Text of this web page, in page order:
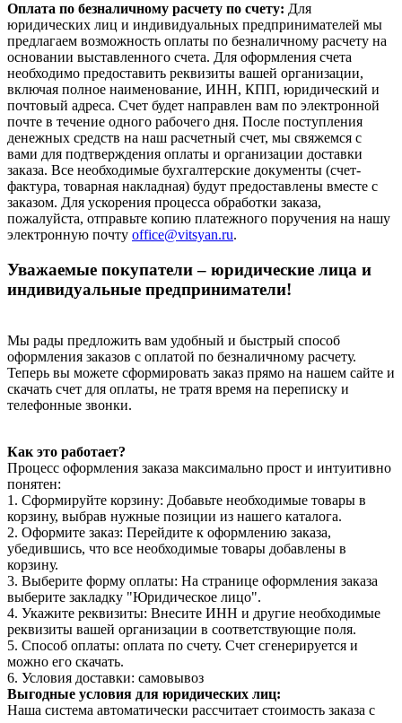
Оплата по безналичному расчету по счету: Для
юридических лиц и индивидуальных предпринимателей мы
предлагаем возможность оплаты по безналичному расчету на
основании выставленного счета. Для оформления счета
необходимо предоставить реквизиты вашей организации,
включая полное наименование, ИНН, КПП, юридический и
почтовый адреса. Счет будет направлен вам по электронной
почте в течение одного рабочего дня. После поступления
денежных средств на наш расчетный счет, мы свяжемся с
вами для подтверждения оплаты и организации доставки
заказа. Все необходимые бухгалтерские документы (счет-
фактура, товарная накладная) будут предоставлены вместе с
заказом. Для ускорения процесса обработки заказа,
пожалуйста, отправьте копию платежного поручения на нашу
электронную почту office@vitsyan.ru.
Уважаемые покупатели – юридические лица и
индивидуальные предприниматели!
Мы рады предложить вам удобный и быстрый способ
оформления заказов с оплатой по безналичному расчету.
Теперь вы можете сформировать заказ прямо на нашем сайте и
скачать счет для оплаты, не тратя время на переписку и
телефонные звонки.
Как это работает?
Процесс оформления заказа максимально прост и интуитивно
понятен:
1. Сформируйте корзину: Добавьте необходимые товары в
корзину, выбрав нужные позиции из нашего каталога.
2. Оформите заказ: Перейдите к оформлению заказа,
убедившись, что все необходимые товары добавлены в
корзину.
3. Выберите форму оплаты: На странице оформления заказа
выберите закладку "Юридическое лицо".
4. Укажите реквизиты: Внесите ИНН и другие необходимые
реквизиты вашей организации в соответствующие поля.
5. Способ оплаты: оплата по счету. Счет сгенерируется и
можно его скачать.
6. Условия доставки: самовывоз
Выгодные условия для юридических лиц:
Наша система автоматически рассчитает стоимость заказа с